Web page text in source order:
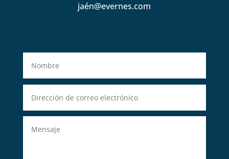
jaén@evernes.com